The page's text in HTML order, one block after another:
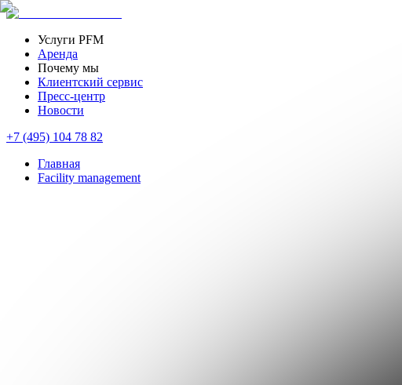
Услуги PFM
Аренда
Почему мы
Клиентский сервис
Пресс-центр
Новости
+7 (495) 104 78 82
Главная
Facility management